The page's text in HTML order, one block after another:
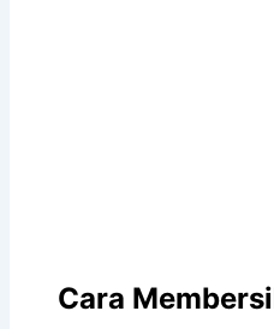
Cara